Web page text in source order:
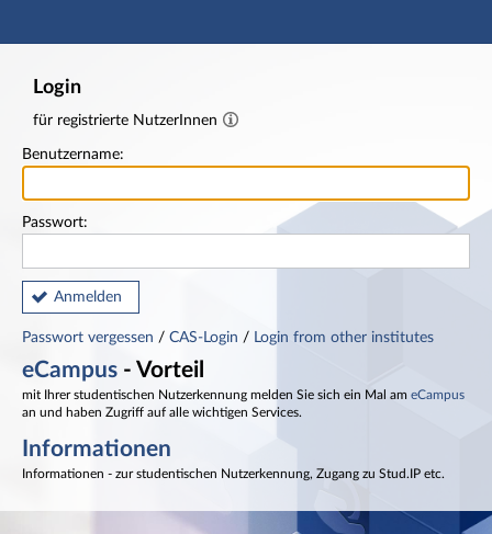
Hauptnavigation
Login
für registrierte NutzerInnen
Benutzername:
Passwort:
Anmelden
Passwort vergessen / CAS-Login / Login from other institutes
eCampus - Vorteil
mit Ihrer studentischen Nutzerkennung melden Sie sich ein Mal am eCampus
an und haben Zugriff auf alle wichtigen Services.
Informationen
Informationen - zur studentischen Nutzerkennung, Zugang zu Stud.IP etc.